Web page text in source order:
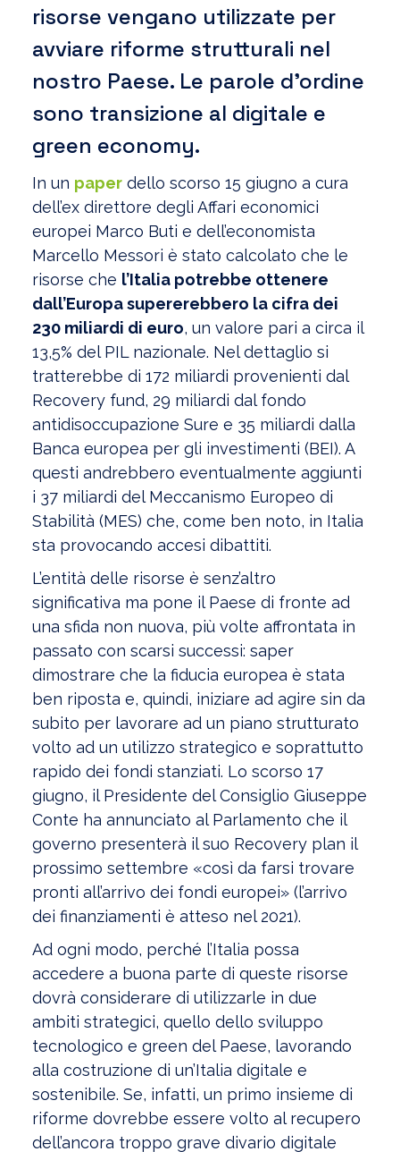
risorse vengano utilizzate per
avviare riforme strutturali nel
nostro Paese. Le parole d’ordine
sono transizione al digitale e
green economy.
In un paper dello scorso 15 giugno a cura
dell’ex direttore degli Affari economici
europei Marco Buti e dell’economista
Marcello Messori è stato calcolato che le
risorse che l’Italia potrebbe ottenere
dall’Europa supererebbero la cifra dei
230 miliardi di euro, un valore pari a circa il
13,5% del PIL nazionale. Nel dettaglio si
tratterebbe di 172 miliardi provenienti dal
Recovery fund, 29 miliardi dal fondo
antidisoccupazione Sure e 35 miliardi dalla
Banca europea per gli investimenti (BEI). A
questi andrebbero eventualmente aggiunti
i 37 miliardi del Meccanismo Europeo di
Stabilità (MES) che, come ben noto, in Italia
sta provocando accesi dibattiti.
L’entità delle risorse è senz’altro
significativa ma pone il Paese di fronte ad
una sfida non nuova, più volte affrontata in
passato con scarsi successi: saper
dimostrare che la fiducia europea è stata
ben riposta e, quindi, iniziare ad agire sin da
subito per lavorare ad un piano strutturato
volto ad un utilizzo strategico e soprattutto
rapido dei fondi stanziati. Lo scorso 17
giugno, il Presidente del Consiglio Giuseppe
Conte ha annunciato al Parlamento che il
governo presenterà il suo Recovery plan il
prossimo settembre «così da farsi trovare
pronti all’arrivo dei fondi europei» (l’arrivo
dei finanziamenti è atteso nel 2021).
Ad ogni modo, perché l’Italia possa
accedere a buona parte di queste risorse
dovrà considerare di utilizzarle in due
ambiti strategici, quello dello sviluppo
tecnologico e green del Paese, lavorando
alla costruzione di un’Italia digitale e
sostenibile. Se, infatti, un primo insieme di
riforme dovrebbe essere volto al recupero
dell’ancora troppo grave divario digitale